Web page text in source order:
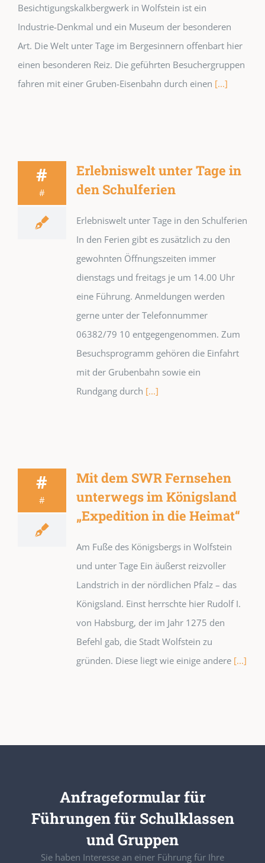
Besichtigungskalkbergwerk in Wolfstein ist ein
Industrie-Denkmal und ein Museum der besonderen
Art. Die Welt unter Tage im Bergesinnern offenbart hier
einen besonderen Reiz. Die geführten Besuchergruppen
fahren mit einer Gruben-Eisenbahn durch einen [...]
#
#
Erlebniswelt unter Tage in
den Schulferien
Erlebniswelt unter Tage in den Schulferien
In den Ferien gibt es zusätzlich zu den
gewohnten Öffnungszeiten immer
dienstags und freitags je um 14.00 Uhr
eine Führung. Anmeldungen werden
gerne unter der Telefonnummer
06382/79 10 entgegengenommen. Zum
Besuchsprogramm gehören die Einfahrt
mit der Grubenbahn sowie ein
Rundgang durch [...]
#
#
Mit dem SWR Fernsehen
unterwegs im Königsland
„Expedition in die Heimat“
Am Fuße des Königsbergs in Wolfstein
und unter Tage Ein äußerst reizvoller
Landstrich in der nördlichen Pfalz – das
Königsland. Einst herrschte hier Rudolf I.
von Habsburg, der im Jahr 1275 den
Befehl gab, die Stadt Wolfstein zu
gründen. Diese liegt wie einige andere[...]
Anfrageformular für
Führungen für Schulklassen
und Gruppen
Sie haben Interesse an einer Führung für Ihre